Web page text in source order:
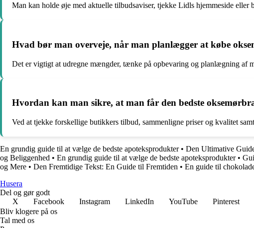
Man kan holde øje med aktuelle tilbudsaviser, tjekke Lidls hjemmeside
Hvad bør man overveje, når man planlægger at købe
Det er vigtigt at udregne mængder, tænke på opbevaring og planlægning af
Hvordan kan man sikre, at man får den bedste
Ved at tjekke forskellige butikkers tilbud, sammenligne priser og kvalitet
En grundig guide til at vælge de bedste apoteksprodukter• Den Ultimative
og Beliggenhed • En grundig guide til at vælge de bedste apoteksprodukter•
og Mere • Den Fremtidige Tekst: En Guide til Fremtiden • En guide til
Husera
Del og gør godt
X
Facebook Instagram LinkedIn YouTube Pinterest
Bliv klogere på os
Tal med os